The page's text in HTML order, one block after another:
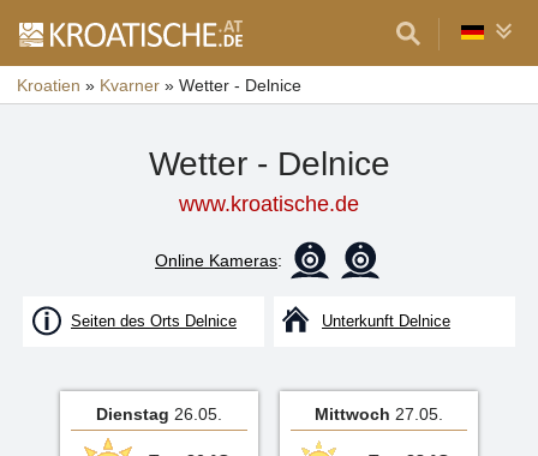
Kroatien » Kvarner » Wetter - Delnice
Wetter - Delnice
www.kroatische.de
Online Kameras:
Seiten des Orts Delnice Unterkunft Delnice
Dienstag 26.05. Mittwoch 27.05.